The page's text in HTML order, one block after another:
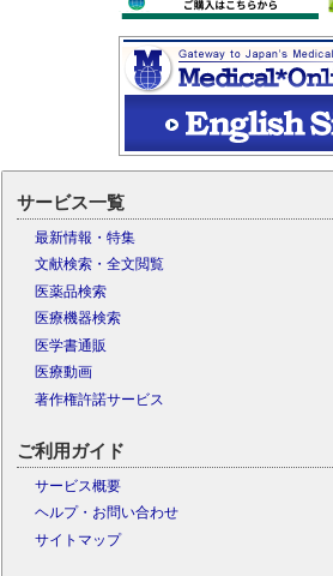
サービス一覧
最新情報・特集
文献検索・全文閲覧
医薬品検索
医療機器検索
医学書通販
医療動画
著作権許諾サービス
ご利用ガイド
サービス概要
ヘルプ・お問い合わせ
サイトマップ